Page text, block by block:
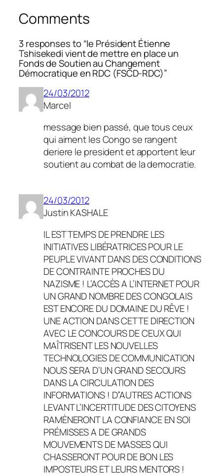
Comments
3 responses to “le Président Étienne
Tshisekedi vient de mettre en place un
Fonds de Soutien au Changement
Démocratique en RDC (FSCD-RDC)”
24/03/2012
Marcel
message bien passé, que tous ceux
qui aiment les Congo se rangent
deriere le president et apportent leur
soutient au combat de la democratie.
24/03/2012
Justin KASHALE
IL EST TEMPS DE PRENDRE LES
INITIATIVES LIBÉRATRICES POUR LE
PEUPLE VIVANT DANS DES CONDITIONS
DE CONTRAINTE PROCHES DU
NAZISME ! L’ACCÈS A L’INTERNET POUR
UN GRAND NOMBRE DES CONGOLAIS
EST ENCORE DU DOMAINE DU RÊVE !
UNE ACTION DANS CETTE DIRECTION
AVEC LE CONCOURS DE CEUX QUI
MAÎTRISENT LES NOUVELLES
TECHNOLOGIES DE COMMUNICATION
NOUS SERA D’UN GRAND SECOURS
DANS LA CIRCULATION DES
INFORMATIONS ! D”AUTRES ACTIONS
LEVANT L’INCERTITUDE DES CITOYENS
RAMÈNERONT LA CONFIANCE EN SOI
PRÉMISSES A DE GRANDS
MOUVEMENTS DE MASSES QUI
CHASSERONT POUR DE BON LES
IMPOSTEURS ET LEURS MENTORS !